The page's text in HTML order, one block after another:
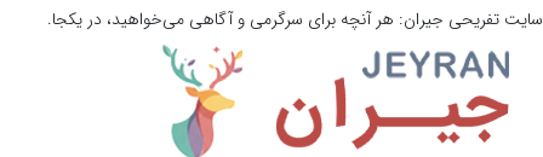
سایت تفریحی جیران: هر آنچه برای سرگرمی و آگاهی می‌خواهید، در یکجا.